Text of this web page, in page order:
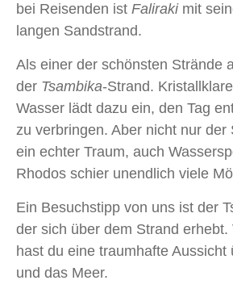
bei Reisenden ist Falirakimit
langen Sandstrand.
Als einer der schönsten Strände
der Tsambika-Strand.
Wasser lädt dazu ein, den Tag
zu verbringen. Aber nicht nur der
ein echter Traum, auch
Rhodos schier unendlich viele
Ein Besuchstipp von uns ist der
der sich über dem Strand erhebt.
hast du eine traumhafte Aussicht
und das Meer.